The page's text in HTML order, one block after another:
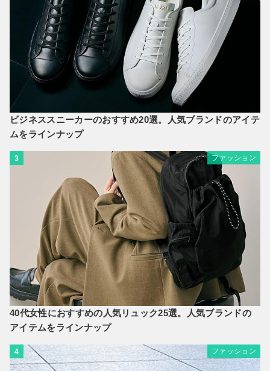
ビジネススニーカーのおすすめ20選。人気ブランドのアイテ
ムをラインナップ
3 ファッション
40代女性におすすめの人気リュック25選。人気ブランドの
アイテムをラインナップ
4 ファッション